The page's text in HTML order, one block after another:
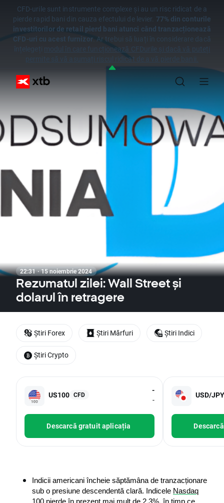
CFD-urile sunt instrumente complexe și au un risc ridicat de a
pierde rapid bani din cauza efectului de levier. 77% din conturile
investitorilor de retail pierd bani atunci când tranzacționează
CFD-uri cu acest furnizor. Ar trebui să luați în considerare dacă
înțelegeți modul în care funcționează CFDurile și dacă vă puteți
permite să vă asumați riscul ridicat de a vă pierde banii.
22:31 · 15 noiembrie 2024
Rezumatul zilei: Wall Street și
dolarul în retragere
US100 CFD
-
-
Descarcă gratuit aplicația
USD/JPY
Indicii americani încheie săptămâna de tranzacționare
sub o presiune descendentă clară. Indicele Nasdaq
100 pierde în prezent mai mult de 2,3%, în timp ce
Știri Forex Știri Mărfuri Știri Indici
Știri Crypto